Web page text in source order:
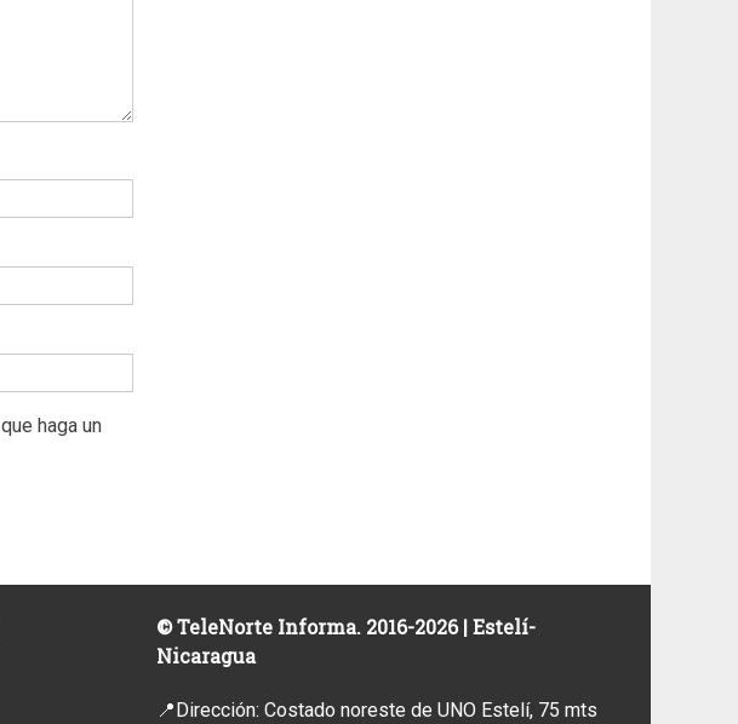
haga un
© TeleNorte Informa. 2016-2026 | Estelí-
Nicaragua
📍Dirección: Costado noreste de UNO Estelí, 75 mts